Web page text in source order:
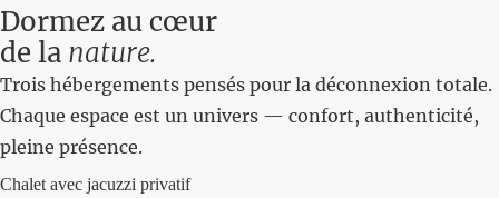
Dormez au cœur
de la nature.
Trois hébergements pensés pour la déconnexion totale.
Chaque espace est un univers — confort, authenticité,
pleine présence.